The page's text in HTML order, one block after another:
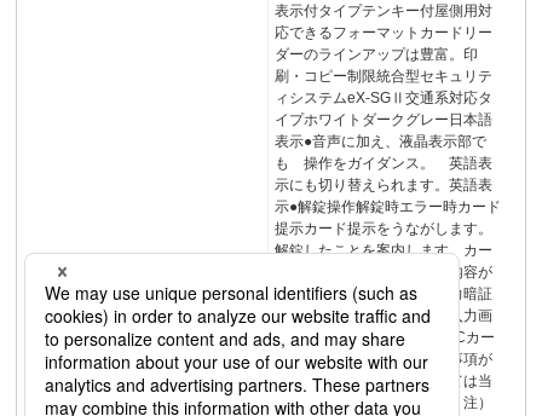
表示付タイプテンキー付屋側用対
応できるフォーマットカードリー
ダーのラインアップは豊富。印
刷・コピー制限統合型セキュリテ
ィシステムeX-SGⅡ交通系対応タ
イプホワイトダークグレー日本語
表示●音声に加え、液晶表示部で
も 操作をガイダンス。 英語表
示にも切り替えられます。英語表
示●解錠操作解錠時エラー時カード
提示カード提示をうながします。
解錠したことを案内します。カー
ド認証エラーや警報の詳細内容が
表示されます。暗証番号入力暗証
番号入力が必要な場合は、入力画
面に変わります。12交通系ICカー
ドリーダーの商流には制約事項が
あります。詳細につきましては当
社営業までご相談ください。注）